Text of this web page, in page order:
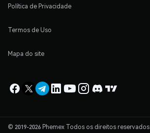
Política de Privacidade
Termos de Uso
Mapa do site
© 2019-2026 Phemex Todos os direitos reservados